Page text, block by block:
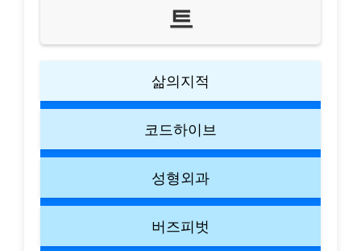
트
삶의지적
코드하이브
성형외과
버즈피벗